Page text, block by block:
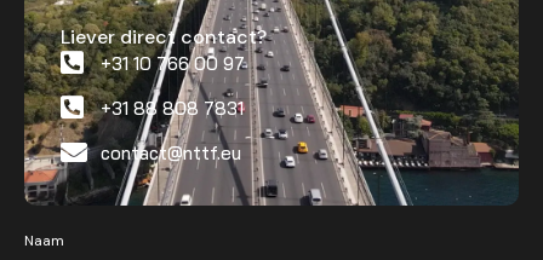
Liever direct contact?
+31 10 766 00 97
+31 88 808 7831
contact@nttf.eu
Naam